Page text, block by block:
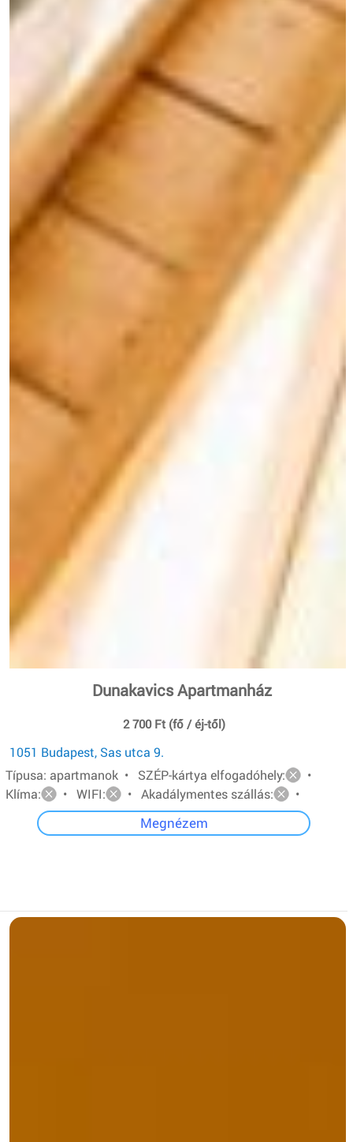
Dunakavics Apartmanház
2 700 Ft (fő / éj-től)
1051 Budapest, Sas utca 9.
Típusa: apartmanok • SZÉP-kártya elfogadóhely:
•
Klíma:
• WIFI: • Akadálymentes szállás: •
Megnézem